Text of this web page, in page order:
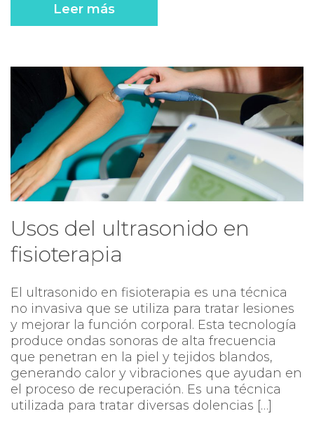
Leer más
Usos del ultrasonido en
fisioterapia
El ultrasonido en fisioterapia es una técnica
no invasiva que se utiliza para tratar lesiones
y mejorar la función corporal. Esta tecnología
produce ondas sonoras de alta frecuencia
que penetran en la piel y tejidos blandos,
generando calor y vibraciones que ayudan en
el proceso de recuperación. Es una técnica
utilizada para tratar diversas dolencias […]